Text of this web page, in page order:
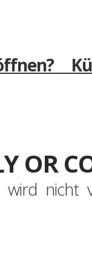
OR
wird nicht